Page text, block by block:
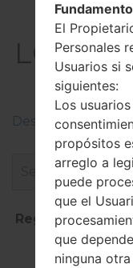
El
GO)
Descripciones de
Región
El
Personales
Usuarios si
siguientes:
Los
propósitos
arreglo a
puede
que el
que
ninguna